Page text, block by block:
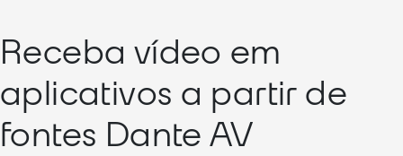
Receba vídeo em
aplicativos a partir de
fontes Dante AV